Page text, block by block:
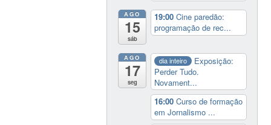
AGO
15
sáb
19:00Cine paredão:
programação de rec...
AGO
17
seg
dia inteiro
Exposição:
Perder Tudo.
Novament...
16:00Curso de formação
em Jornalismo ...